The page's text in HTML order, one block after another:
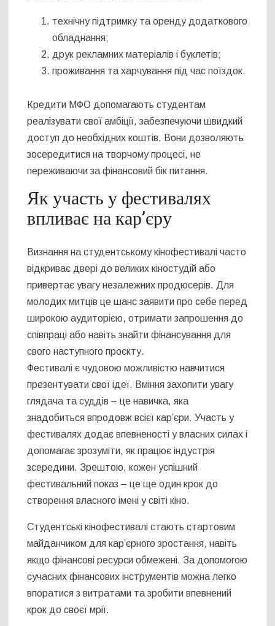
технічну підтримку та оренду додаткового
обладнання;
друк рекламних матеріалів і буклетів;
проживання та харчування під час поїздок.
Кредити МФО допомагають студентам
реалізувати свої амбіції, забезпечуючи швидкий
доступ до необхідних коштів. Вони дозволяють
зосередитися на творчому процесі, не
переживаючи за фінансовий бік питання.
Як участь у фестивалях
впливає на кар’єру
Визнання на студентському кінофестивалі часто
відкриває двері до великих кіностудій або
привертає увагу незалежних продюсерів. Для
молодих митців це шанс заявити про себе перед
широкою аудиторією, отримати запрошення до
співпраці або навіть знайти фінансування для
свого наступного проєкту.
Фестивалі є чудовою можливістю навчитися
презентувати свої ідеї. Вміння захопити увагу
глядача та суддів – це навичка, яка
знадобиться впродовж всієї кар’єри. Участь у
фестивалях додає впевненості у власних силах і
допомагає зрозуміти, як працює індустрія
зсередини. Зрештою, кожен успішний
фестивальний показ – це ще один крок до
створення власного імені у світі кіно.
Студентські кінофестивалі стають стартовим
майданчиком для кар’єрного зростання, навіть
якщо фінансові ресурси обмежені. За допомогою
сучасних фінансових інструментів можна легко
впоратися з витратами та зробити впевнений
крок до своєї мрії.